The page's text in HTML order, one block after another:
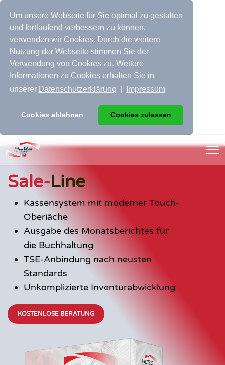
Um unsere Webseite für Sie optimal zu gestalten
und fortlaufend verbessern zu können,
verwenden wir Cookies. Durch die weitere
Nutzung der Webseite stimmen Sie der
Verwendung von Cookies zu. Weitere
Informationen zu Cookies erhalten Sie in
unserer Datenschutzerklärung Impressum
Cookies ablehnen Cookies zulassen
Sale-Line
Kassensystem mit moderner Touch-
Oberiäche
Ausgabe des Monatsberichtes für
die Buchhaltung
TSE-Anbindung nach neusten
Standards
Unkomplizierte Inventurabwicklung
KOSTENLOSE BERATUNG